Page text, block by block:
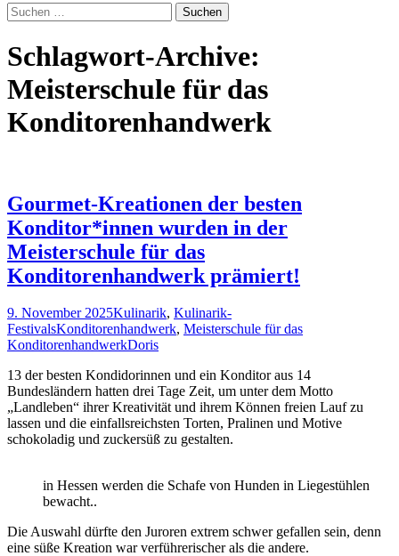
Suchen
nach:
Schlagwort-Archive:
Meisterschule für das
Konditorenhandwerk
Gourmet-Kreationen der besten
Konditor*innen wurden in der
Meisterschule für das
Konditorenhandwerk prämiert!
9. November 2025Kulinarik, Kulinarik-
FestivalsKonditorenhandwerk, Meisterschule für das
KonditorenhandwerkDoris
13 der besten Kondidorinnen und ein Konditor aus 14
Bundesländern hatten drei Tage Zeit, um unter dem Motto
„Landleben“ ihrer Kreativität und ihrem Können freien Lauf zu
lassen und die einfallsreichsten Torten, Pralinen und Motive
schokoladig und zuckersüß zu gestalten.
in Hessen werden die Schafe von Hunden in Liegestühlen
bewacht..
Die Auswahl dürfte den Juroren extrem schwer gefallen sein, denn
eine süße Kreation war verführerischer als die andere.